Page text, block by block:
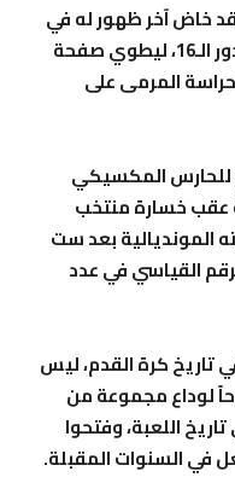
خاض آخر ظهور له في
كأس العالم بعد إقصاء ألمانيا من دور الـ16، ليطوي صفحة
المرمى على
للحارس المكسيكي
عقب خسارة منتخب
المونديالية بعد ست
القياسي في عدد
فارقة في تاريخ كرة القدم، ليس
لوداع مجموعة من
اللعبة، وفتحوا
في السنوات المقبلة.